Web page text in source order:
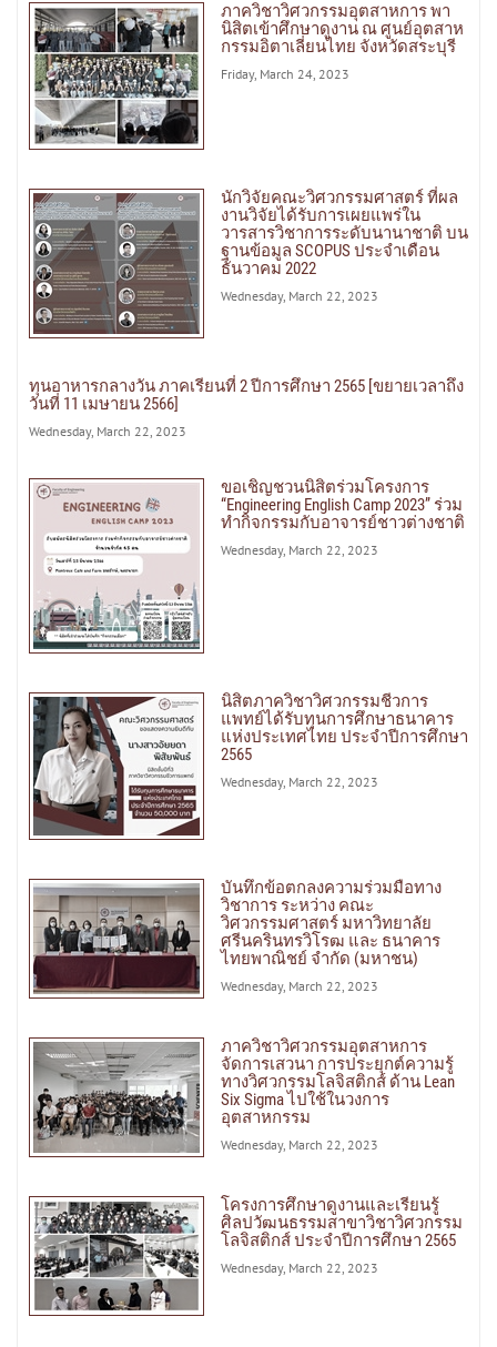
ภาควิชาวิศวกรรมอุตสาหการ พา
นิสิตเข้าศึกษาดูงาน ณ ศูนย์อุตสาห
กรรมอิตาเลี่ยนไทย จังหวัดสระบุรี
Friday, March 24, 2023
นักวิจัยคณะวิศวกรรมศาสตร์ ที่ผล
งานวิจัยได้รับการเผยแพร่ใน
วารสารวิชาการระดับนานาชาติ บน
ฐานข้อมูล SCOPUS ประจำเดือน
ธันวาคม 2022
Wednesday, March 22, 2023
ทุนอาหารกลางวัน ภาคเรียนที่ 2 ปีการศึกษา 2565 [ขยายเวลาถึง
วันที่ 11 เมษายน 2566]
Wednesday, March 22, 2023
ขอเชิญชวนนิสิตร่วมโครงการ
“Engineering English Camp 2023” ร่วม
ทำกิจกรรมกับอาจารย์ชาวต่างชาติ
Wednesday, March 22, 2023
นิสิตภาควิชาวิศวกรรมชีวการ
แพทย์ได้รับทุนการศึกษาธนาคาร
แห่งประเทศไทย ประจำปีการศึกษา
2565
Wednesday, March 22, 2023
บันทึกข้อตกลงความร่วมมือทาง
วิชาการ ระหว่าง คณะ
วิศวกรรมศาสตร์ มหาวิทยาลัย
ศรีนครินทรวิโรฒ และ ธนาคาร
ไทยพาณิชย์ จำกัด (มหาชน)
Wednesday, March 22, 2023
ภาควิชาวิศวกรรมอุตสาหการ
จัดการเสวนา การประยุกต์ความรู้
ทางวิศวกรรมโลจิสติกส์ ด้าน Lean
Six Sigma ไปใช้ในวงการ
อุตสาหกรรม
Wednesday, March 22, 2023
โครงการศึกษาดูงานและเรียนรู้
ศิลปวัฒนธรรมสาขาวิชาวิศวกรรม
โลจิสติกส์ ประจำปีการศึกษา 2565
Wednesday, March 22, 2023